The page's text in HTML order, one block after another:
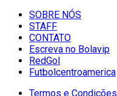
SOBRE NÓS
STAFF
CONTATO
Escreva no Bolavip
RedGol
Futbolcentroamerica
Termos e Condições